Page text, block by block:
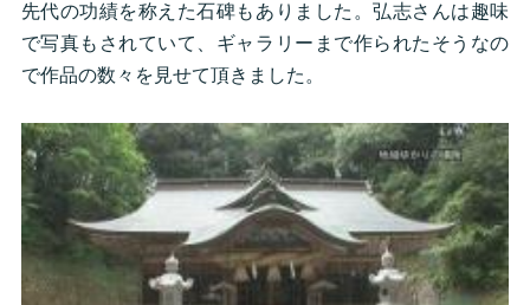
先代の功績を称えた石碑もありました。弘志さんは趣味
で写真もされていて、ギャラリーまで作られたそうなの
で作品の数々を見せて頂きました。